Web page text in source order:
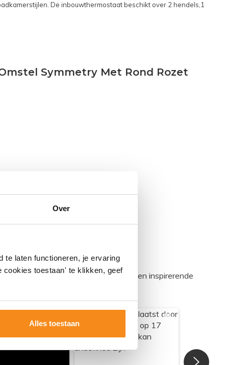
Over
te laten functioneren, je ervaring
cookies toestaan' te klikken, geef
Alles toestaan
De inbouwthermostaat beschikt over 2 hendels,1
Symmetry Met Rond Rozet
Samen bouwen we een inspirerende